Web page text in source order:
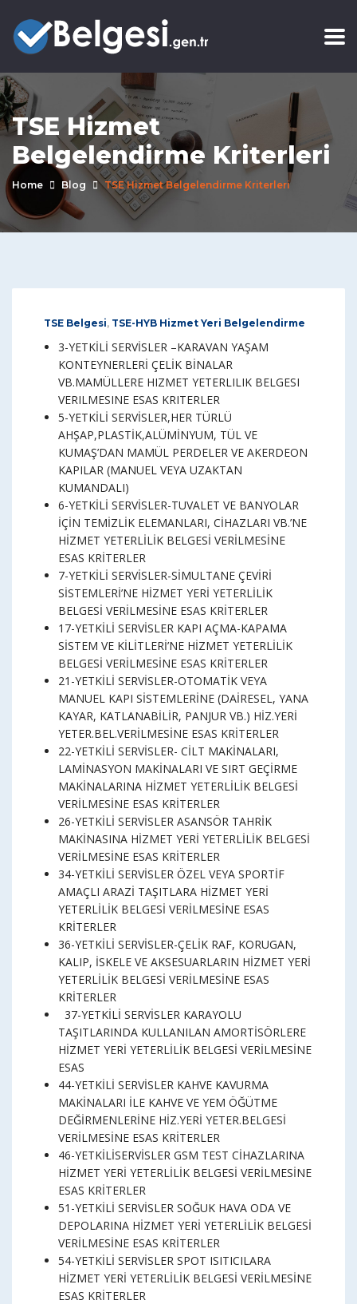
TSE Hizmet
Belgelendirme Kriterleri
Home Blog TSE Hizmet Belgelendirme Kriterleri
TSE Belgesi, TSE-HYB Hizmet Yeri Belgelendirme
3-YETKİLİ SERVİSLER –KARAVAN YAŞAM
KONTEYNERLERİ ÇELİK BİNALAR
VB.MAMÜLLERE HIZMET YETERLILIK BELGESI
VERILMESINE ESAS KRITERLER
5-YETKİLİ SERVİSLER,HER TÜRLÜ
AHŞAP,PLASTİK,ALÜMİNYUM, TÜL VE
KUMAŞ’DAN MAMÜL PERDELER VE AKERDEON
KAPILAR (MANUEL VEYA UZAKTAN
KUMANDALI)
6-YETKİLİ SERVİSLER-TUVALET VE BANYOLAR
İÇİN TEMİZLİK ELEMANLARI, CİHAZLARI VB.’NE
HİZMET YETERLİLİK BELGESİ VERİLMESİNE
ESAS KRİTERLER
7-YETKİLİ SERVİSLER-SİMULTANE ÇEVİRİ
SİSTEMLERİ’NE HİZMET YERİ YETERLİLİK
BELGESİ VERİLMESİNE ESAS KRİTERLER
17-YETKİLİ SERVİSLER KAPI AÇMA-KAPAMA
SİSTEM VE KİLİTLERİ’NE HİZMET YETERLİLİK
BELGESİ VERİLMESİNE ESAS KRİTERLER
21-YETKİLİ SERVİSLER-OTOMATİK VEYA
MANUEL KAPI SİSTEMLERİNE (DAİRESEL, YANA
KAYAR, KATLANABİLİR, PANJUR VB.) HİZ.YERİ
YETER.BEL.VERİLMESİNE ESAS KRİTERLER
22-YETKİLİ SERVİSLER- CİLT MAKİNALARI,
LAMİNASYON MAKİNALARI VE SIRT GEÇİRME
MAKİNALARINA HİZMET YETERLİLİK BELGESİ
VERİLMESİNE ESAS KRİTERLER
26-YETKİLİ SERVİSLER ASANSÖR TAHRİK
MAKİNASINA HİZMET YERİ YETERLİLİK BELGESİ
VERİLMESİNE ESAS KRİTERLER
34-YETKİLİ SERVİSLER ÖZEL VEYA SPORTİF
AMAÇLI ARAZİ TAŞITLARA HİZMET YERİ
YETERLİLİK BELGESİ VERİLMESİNE ESAS
KRİTERLER
36-YETKİLİ SERVİSLER-ÇELİK RAF, KORUGAN,
KALIP, İSKELE VE AKSESUARLARIN HİZMET YERİ
YETERLİLİK BELGESİ VERİLMESİNE ESAS
KRİTERLER
37-YETKİLİ SERVİSLER KARAYOLU
TAŞITLARINDA KULLANILAN AMORTİSÖRLERE
HİZMET YERİ YETERLİLİK BELGESİ VERİLMESİNE
ESAS
44-YETKİLİ SERVİSLER KAHVE KAVURMA
MAKİNALARI İLE KAHVE VE YEM ÖĞÜTME
DEĞİRMENLERİNE HİZ.YERİ YETER.BELGESİ
VERİLMESİNE ESAS KRİTERLER
46-YETKİLİSERVİSLER GSM TEST CİHAZLARINA
HİZMET YERİ YETERLİLİK BELGESİ VERİLMESİNE
ESAS KRİTERLER
51-YETKİLİ SERVİSLER SOĞUK HAVA ODA VE
DEPOLARINA HİZMET YERİ YETERLİLİK BELGESİ
VERİLMESİNE ESAS KRİTERLER
54-YETKİLİ SERVİSLER SPOT ISITICILARA
HİZMET YERİ YETERLİLİK BELGESİ VERİLMESİNE
ESAS KRİTERLER